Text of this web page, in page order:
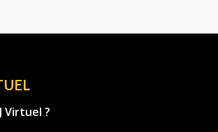
Virtuel ?